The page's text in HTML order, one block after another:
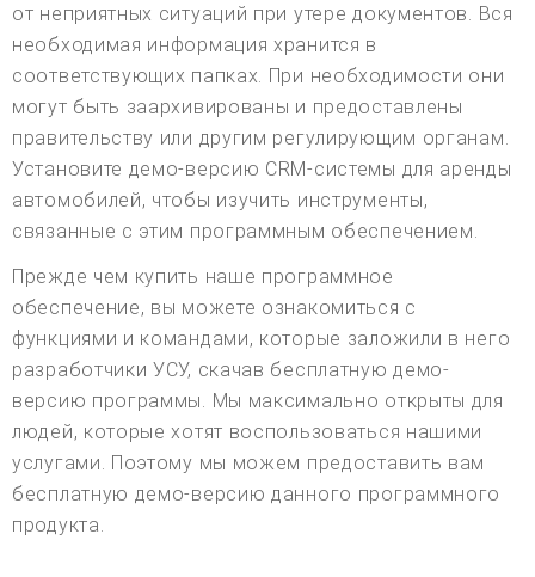
от неприятных ситуаций при утере документов. Вся
необходимая информация хранится в
соответствующих папках. При необходимости они
могут быть заархивированы и предоставлены
правительству или другим регулирующим органам.
Установите демо-версию CRM-системы для аренды
автомобилей, чтобы изучить инструменты,
связанные с этим программным обеспечением.
Прежде чем купить наше программное
обеспечение, вы можете ознакомиться с
функциями и командами, которые заложили в него
разработчики УСУ, скачав бесплатную демо-
версию программы. Мы максимально открыты для
людей, которые хотят воспользоваться нашими
услугами. Поэтому мы можем предоставить вам
бесплатную демо-версию данного программного
продукта.